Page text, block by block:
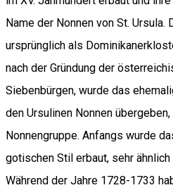
Name der Nonnen von St. Ursula.
ursprünglich als
nach der Gründung der
Siebenbürgen, wurde das
den Ursulinen Nonnen
Nonnengruppe. Anfangs wurde
gotischen Stil erbaut, sehr
Während der Jahre 1728-1733